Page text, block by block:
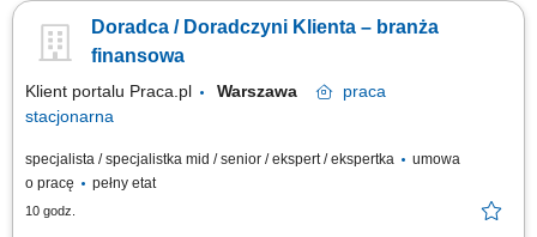
rozwiązań finansowych. Sprzedaż produktów bankowych, w tym funduszy
inwestycyjnych. Operacyjna obsługa klientów indywidualnych i firm z
Doradca / Doradczyni Klienta – branża
finansowa
Klient portalu Praca.pl Warszawa
praca
stacjonarna
specjalista / specjalistka mid / senior / ekspert / ekspertka
umowa
o pracę
pełny etat
10 godz.